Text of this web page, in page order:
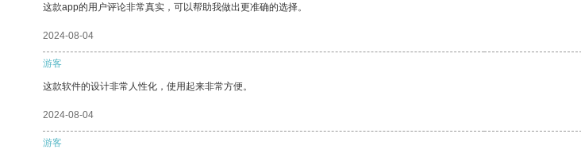
这款app的用户评论非常真实，可以帮助我做出更准确的选择。
2024-08-04
游客
这款软件的设计非常人性化，使用起来非常方便。
2024-08-04
游客